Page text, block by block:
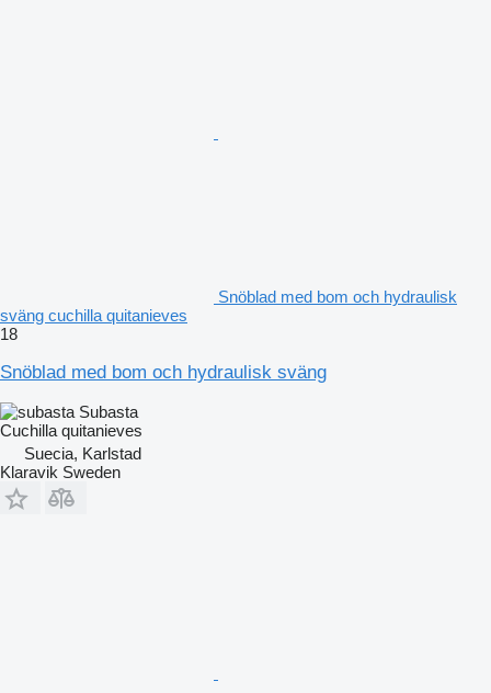
Snöblad med bom och hydraulisk
sväng cuchilla quitanieves
18
Snöblad med bom och hydraulisk sväng
Subasta
Cuchilla quitanieves
Suecia, Karlstad
Klaravik Sweden